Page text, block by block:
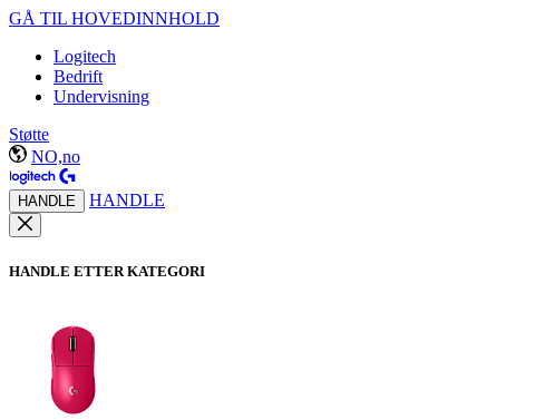
GÅ TIL HOVEDINNHOLD
Logitech
Bedrift
Undervisning
Støtte
NO,no
HANDLE HANDLE
HANDLE ETTER KATEGORI